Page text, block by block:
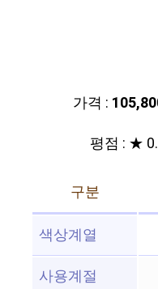
가격 :
평점 : ★
구분
색상계열
사용계절